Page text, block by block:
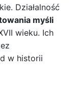
Działalność
myśli
wieku. Ich
w historii